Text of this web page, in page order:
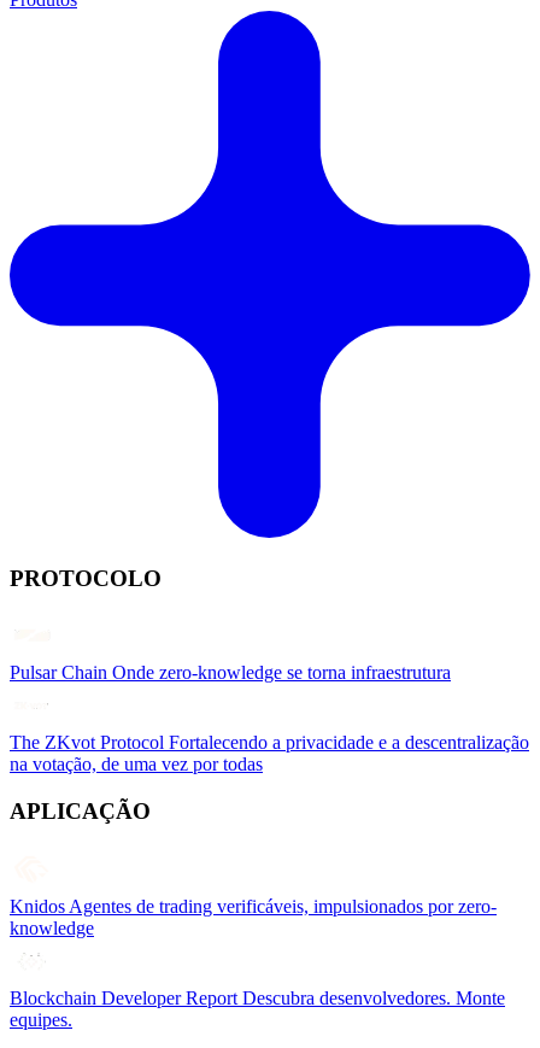
PROTOCOLO
Pulsar Chain Onde zero-knowledge se torna infraestrutura
The ZKvot Protocol Fortalecendo a privacidade e a descentralização
na votação, de uma vez por todas
APLICAÇÃO
Knidos Agentes de trading verificáveis, impulsionados por zero-
knowledge
Blockchain Developer Report Descubra desenvolvedores. Monte
equipes.